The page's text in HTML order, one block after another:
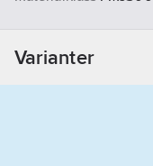
Varianter